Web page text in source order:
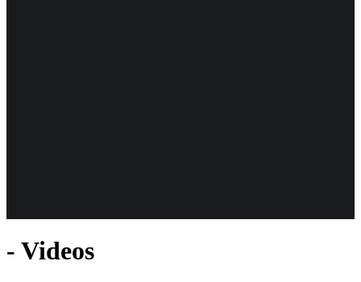
- Videos